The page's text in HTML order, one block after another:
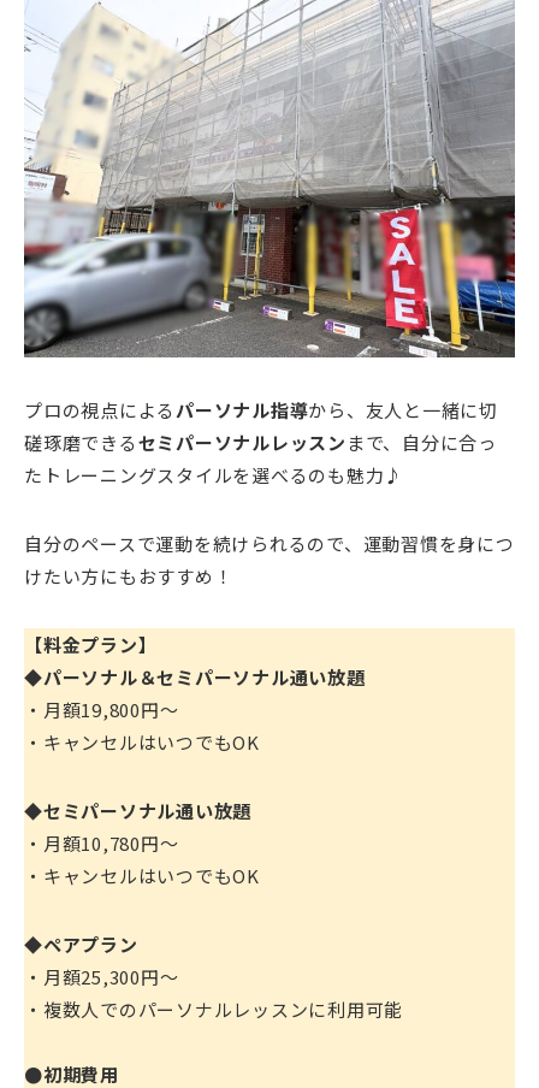
プロの視点による パーソナル指導から、友人と一緒に切
磋琢磨できるセミパーソナルレッスン まで、自分に合っ
たトレーニングスタイルを選べるのも魅力♪
自分のペースで運動を続けられるので、運動習慣を身につ
けたい方にもおすすめ！
【料金プラン】
◆パーソナル＆セミパーソナル通い放題
・月額19,800円～
・キャンセルはいつでもOK
◆セミパーソナル通い放題
・月額10,780円～
・キャンセルはいつでもOK
◆ペアプラン
・月額25,300円～
・複数人でのパーソナルレッスンに利用可能
●初期費用